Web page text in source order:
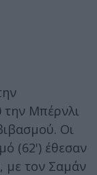
Μπέρνλι
Οι
(62') έθεσαν
με τον Σαμάν